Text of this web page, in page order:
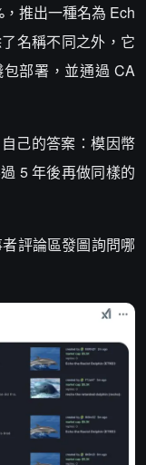
，推出一種名為 Ech
名稱不同之外，它
部署，並通過 CA
己的答案：模因幣
5 年後再做同樣的
評論區發圖詢問哪